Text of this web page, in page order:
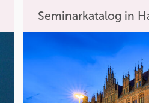
Seminarkatalog in